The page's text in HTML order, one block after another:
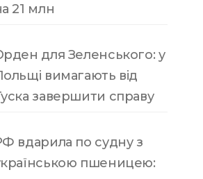
21 млн
для Зеленського: у
вимагають від
завершити справу
вдарила по судну з
пшеницею: